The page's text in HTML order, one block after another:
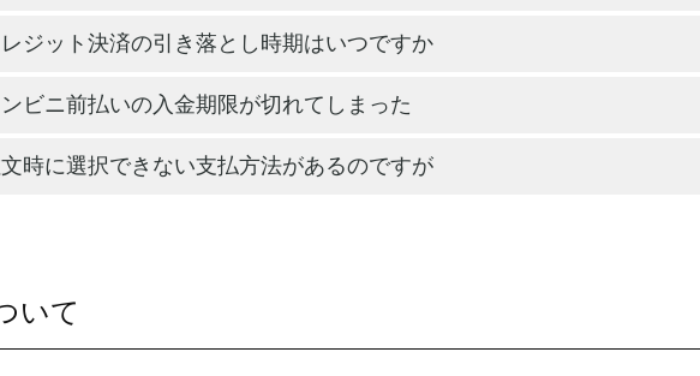
ジット決済の引き落とし時期はいつですか
ビニ前払いの入金期限が切れてしまった
時に選択できない支払方法があるのですが
いて